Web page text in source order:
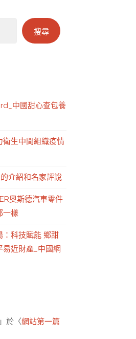
搜尋
中國甜心查包養
衛生中間組織疫情
介紹和名家評說
奧斯德汽車零件
一樣
：科技賦能 鄉甜
近財產_中國網
」於〈網站第一篇